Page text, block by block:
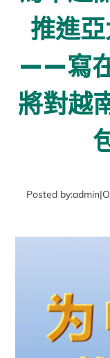
推進
——寫
將對越
Posted by:admin|